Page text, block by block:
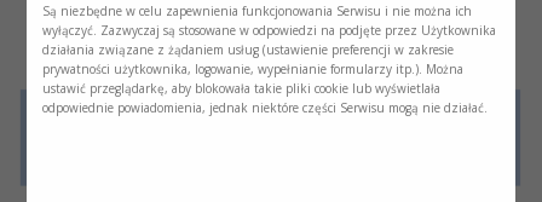
Są niezbędne w celu zapewnienia funkcjonowania Serwisu i nie można ich
wyłączyć. Zazwyczaj są stosowane w odpowiedzi na podjęte przez Użytkownika
działania związane z żądaniem usług (ustawienie preferencji w zakresie
prywatności użytkownika, logowanie, wypełnianie formularzy itp.). Można
ustawić przeglądarkę, aby blokowała takie pliki cookie lub wyświetlała
odpowiednie powiadomienia, jednak niektóre części Serwisu mogą nie działać.